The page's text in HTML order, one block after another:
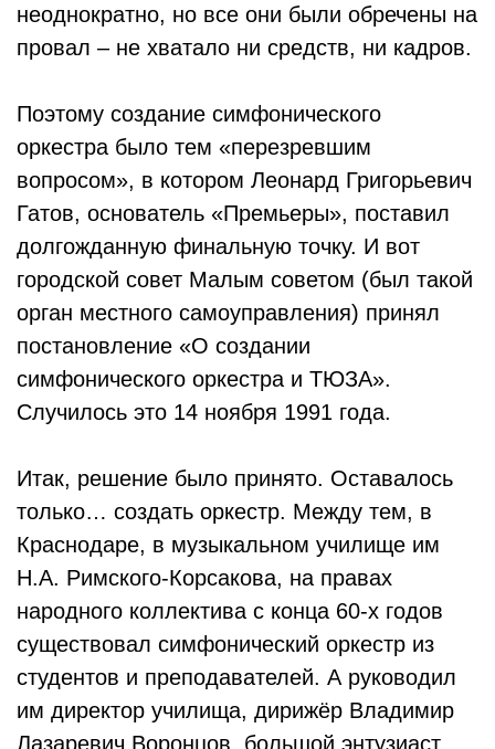
неоднократно, но все они были обречены на
провал – не хватало ни средств, ни кадров.
Поэтому создание симфонического
оркестра было тем «перезревшим
вопросом», в котором Леонард Григорьевич
Гатов, основатель «Премьеры», поставил
долгожданную финальную точку. И вот
городской совет Малым советом (был такой
орган местного самоуправления) принял
постановление «О создании
симфонического оркестра и ТЮЗА».
Случилось это 14 ноября 1991 года.
Итак, решение было принято. Оставалось
только… создать оркестр. Между тем, в
Краснодаре, в музыкальном училище им
Н.А. Римского-Корсакова, на правах
народного коллектива с конца 60-х годов
существовал симфонический оркестр из
студентов и преподавателей. А руководил
им директор училища, дирижёр Владимир
Лазаревич Воронцов, большой энтузиаст,